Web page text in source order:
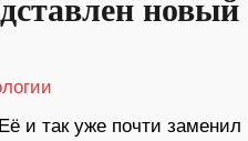
новый
и так уже почти заменил